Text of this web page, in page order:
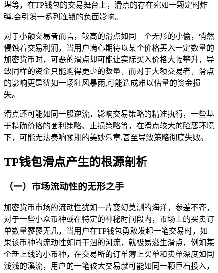
堪等，在TP钱包的交易舞台上，滑点的存在宛如一颗定时炸
弹,会引发一系列连锁的负面影响。
对于小额交易者而言，较高的滑点如同一个无形的小偷，悄然
侵蚀着交易利润，当用户满心期待以某个价格买入一定数量的
加密货币时，可恶的滑点却可能让实际买入价格大幅攀升，导
致同样的资金只能购得更少的数量，而对于大额交易者，滑点
的影响更是犹如一场狂风暴雨,可能造成难以估量的资金损
失。
滑点还可能如同一股逆流，影响交易策略的精准执行，一些基
于精确价格的套利策略、止损策略等，在滑点较大的险恶环境
下，可能无法奏响预期的美妙乐章,甚至导致策略彻底失败。
TP钱包滑点产生的根源剖析
（一）市场流动性的无形之手
加密货币市场的流动性犹如一片变幻莫测的海洋，参差不齐，
对于一些小众币种或在特定的神秘时间段内，市场上的买卖订
单数量寥寥无几，当用户在TP钱包勇敢发起一笔交易时，如
果该币种的流动性如同干涸的河流，就极易滋生滑点，例如某
个新上线的小币种，在交易所的订单簿上买单和卖单深度如同
浅浅的溪流，用户的一笔较大交易就可能如同一颗巨石投入，